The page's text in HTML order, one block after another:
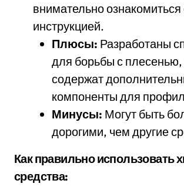
внимательно ознакомиться
инструкцией.
Плюсы: Разработаны
для борьбы с плесенью,
содержат
компоненты для
Минусы: Могут быть
дорогими, чем другие
Как правильно использовать
средства: